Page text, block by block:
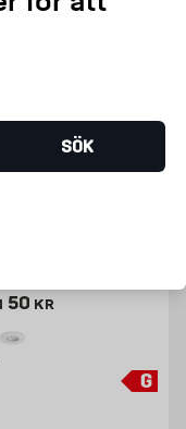
SÖK
Pris 50 kr
50 KR
G